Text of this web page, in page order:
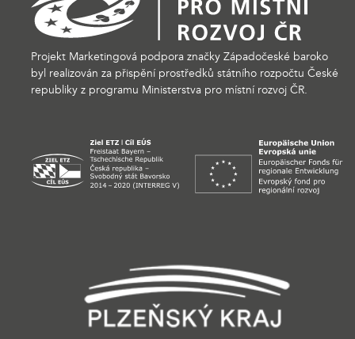
Projekt Marketingová podpora značky Západočeské baroko
byl realizován za přispění prostředků státního rozpočtu České
republiky z programu Ministerstva pro místní rozvoj ČR.